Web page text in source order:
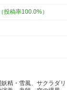
投稿率100.0%）
精・雪風、サクラダリ